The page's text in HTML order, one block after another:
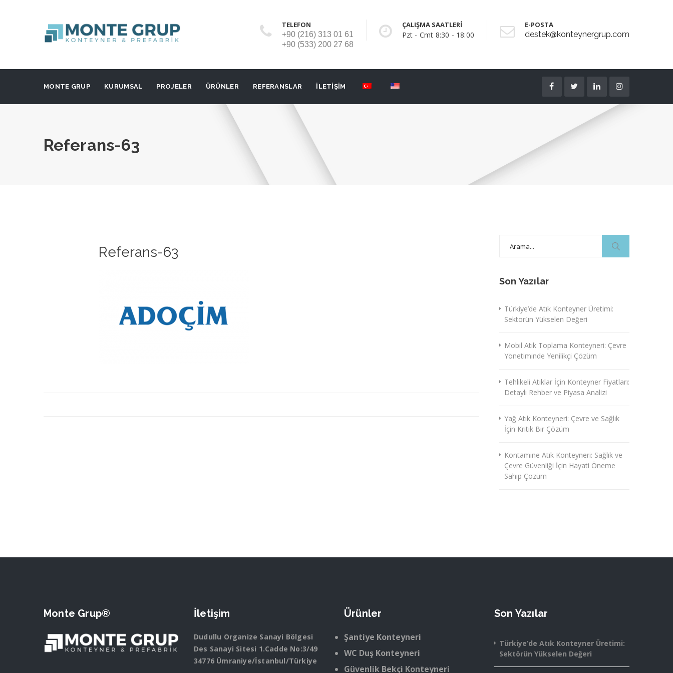
TELEFON
+90 (216) 313 01 61
+90 (533) 200 27 68
ÇALIŞMA SAATLERİ
Pzt - Cmt 8:30 - 18:00
E-POSTA
destek@konteynergrup.com
MONTE GRUP KURUMSAL PROJELER ÜRÜNLER REFERANSLAR İLETİŞİM
Referans-63
Referans-63
Son Yazılar
Türkiye’de Atık Konteyner Üretimi:
Sektörün Yükselen Değeri
Mobil Atık Toplama Konteyneri: Çevre
Yönetiminde Yenilikçi Çözüm
Tehlikeli Atıklar İçin Konteyner Fiyatları:
Detaylı Rehber ve Piyasa Analizi
Yağ Atık Konteyneri: Çevre ve Sağlık
İçin Kritik Bir Çözüm
Kontamine Atık Konteyneri: Sağlık ve
Çevre Güvenliği İçin Hayati Öneme
Sahip Çözüm
Monte Grup® İletişim
Dudullu Organize Sanayi Bölgesi
Des Sanayi Sitesi 1.Cadde No:3/49
34776 Ümraniye/İstanbul/Türkiye
Ürünler
Şantiye Konteyneri
WC Duş Konteyneri
Güvenlik Bekçi Konteyneri
Son Yazılar
Türkiye’de Atık Konteyner Üretimi:
Sektörün Yükselen Değeri